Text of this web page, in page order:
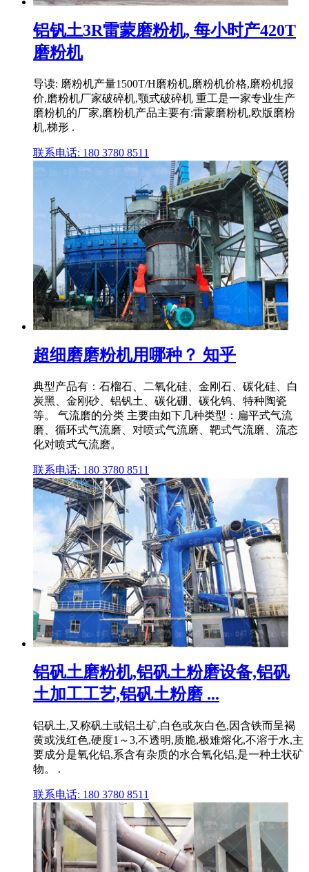
铝钒土3R雷蒙磨粉机, 每小时产420T
磨粉机
导读: 磨粉机产量1500T/H磨粉机,磨粉机价格,磨粉机报
价,磨粉机厂家破碎机,颚式破碎机 重工是一家专业生产
磨粉机的厂家,磨粉机产品主要有:雷蒙磨粉机,欧版磨粉
机,梯形 .
联系电话: 180 3780 8511
超细磨磨粉机用哪种？ 知乎
典型产品有：石榴石、二氧化硅、金刚石、碳化硅、白
炭黑、金刚砂、铝钒土、碳化硼、碳化钨、特种陶瓷
等。 气流磨的分类 主要由如下几种类型：扁平式气流
磨、循环式气流磨、对喷式气流磨、靶式气流磨、流态
化对喷式气流磨。
联系电话: 180 3780 8511
铝矾土磨粉机,铝矾土粉磨设备,铝矾
土加工工艺,铝矾土粉磨 ...
铝矾土,又称矾土或铝土矿,白色或灰白色,因含铁而呈褐
黄或浅红色,硬度1～3,不透明,质脆,极难熔化,不溶于水,主
要成分是氧化铝,系含有杂质的水合氧化铝,是一种土状矿
物。 .
联系电话: 180 3780 8511